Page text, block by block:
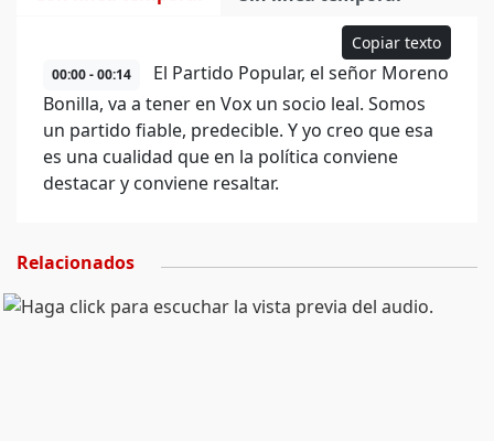
Copiar texto
00:00 - 00:14
El Partido Popular, el señor Moreno
Bonilla, va a tener en Vox un socio leal. Somos
un partido fiable, predecible. Y yo creo que esa
es una cualidad que en la política conviene
destacar y conviene resaltar.
Relacionados